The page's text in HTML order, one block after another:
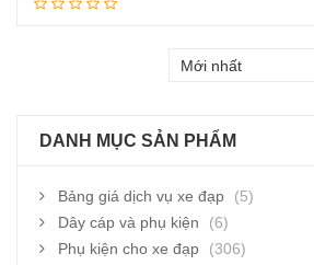
DANH MỤC SẢN PHẨM
Bảng giá dịch vụ xe đạp
(5)
Dây cáp và phụ kiện
(6)
Phụ kiện cho xe đạp
(306)